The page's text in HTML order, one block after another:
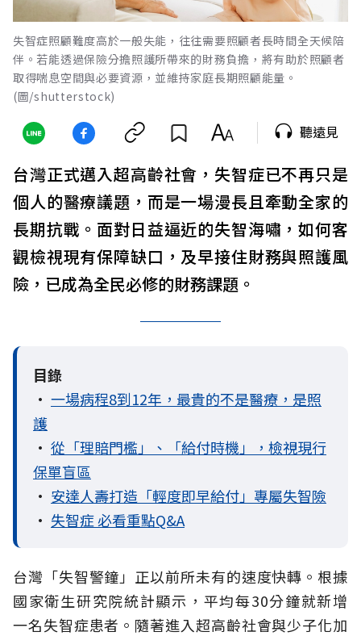
失智症照顧難度高於一般失能，往往需要照顧者長時間全天候陪
伴。若能透過保險分擔照護所帶來的財務負擔，將有助於照顧者
取得喘息空間與必要資源，並維持家庭長期照顧能量。
(圖/shutterstock)
聽遠見
台灣正式邁入超高齡社會，失智症已不再只是
個人的醫療議題，而是一場漫長且牽動全家的
長期抗戰。面對日益逼近的失智海嘯，如何客
觀檢視現有保障缺口，及早接住財務與照護風
險，已成為全民必修的財務課題。
目錄
• 一場病程8到12年，最貴的不是醫療，是照
護
• 從「理賠門檻」、「給付時機」，檢視現行
保單盲區
• 安達人壽打造「輕度即早給付」專屬失智險
• 失智症 必看重點Q&A
台灣「失智警鐘」正以前所未有的速度快轉。根據
國家衛生研究院統計顯示，平均每30分鐘就新增
一名失智症患者。隨著進入超高齡社會與少子化加